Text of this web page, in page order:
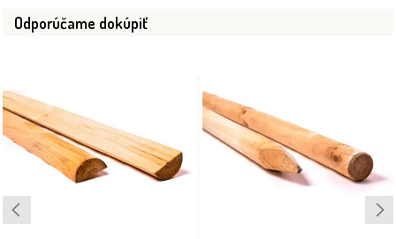
Odporúčame dokúpiť